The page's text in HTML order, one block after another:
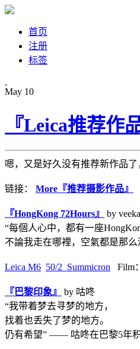
首页
注册
标签
May 10
『Leica推荐作
嗯，又是好久没有推荐新作品
链接： More『推荐摄影作品』
『HongKong 72Hours』
by veeka
“每個人心中，都有一座
不論我走在哪裡，空氣都是那
Leica M6 50/2 Summicron Film
『巴黎印象』
by 咕咚
“我带着梦去寻梦的地方，
找着也丢失了梦的地方。
仍有希望” —— 咕咚在巴黎5年